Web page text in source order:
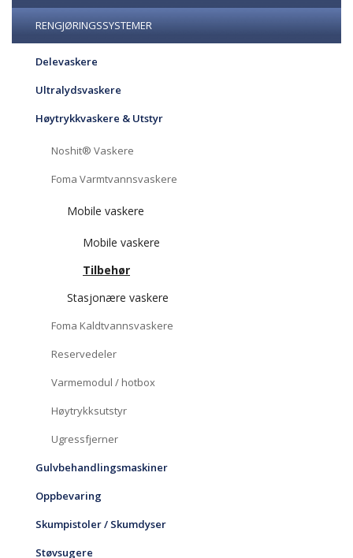
RENGJØRINGSSYSTEMER
Delevaskere
Ultralydsvaskere
Høytrykkvaskere & Utstyr
Noshit® Vaskere
Foma Varmtvannsvaskere
Mobile vaskere
Mobile vaskere
Tilbehør
Stasjonære vaskere
Foma Kaldtvannsvaskere
Reservedeler
Varmemodul / hotbox
Høytrykksutstyr
Ugressfjerner
Gulvbehandlingsmaskiner
Oppbevaring
Skumpistoler / Skumdyser
Støvsugere